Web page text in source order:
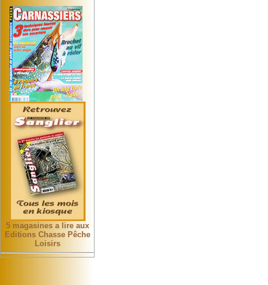
5 magasines a lire aux
Editions Chasse Pêche
Loisirs